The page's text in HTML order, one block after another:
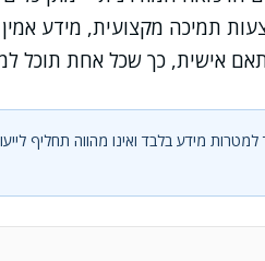
תמיכה מקצועית, מידע אמין
אישית, כך שכל אחת תוכל
למטרות מידע בלבד ואינו מהווה תחליף